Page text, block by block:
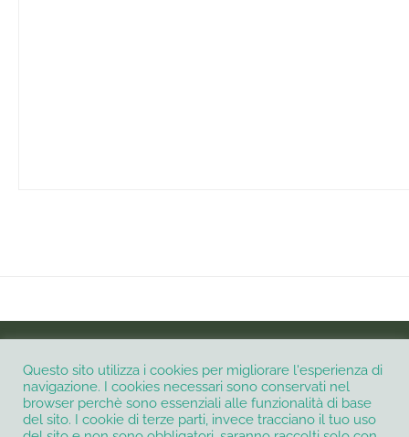
Informativa Privacy e Cookie Policy
Contatti
Questo sito utilizza i cookies per migliorare l'esperienza di
navigazione. I cookies necessari sono conservati nel
browser perchè sono essenziali alle funzionalità di base
del sito. I cookie di terze parti, invece tracciano il tuo uso